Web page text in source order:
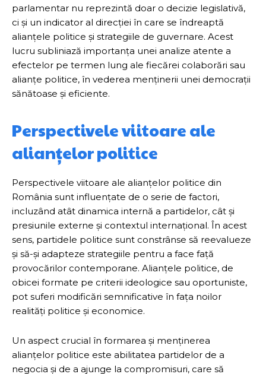
parlamentar nu reprezintă doar o decizie legislativă,
ci și un indicator al direcției în care se îndreaptă
alianțele politice și strategiile de guvernare. Acest
lucru subliniază importanța unei analize atente a
efectelor pe termen lung ale fiecărei colaborări sau
alianțe politice, în vederea menținerii unei democrații
sănătoase și eficiente.
Perspectivele viitoare ale
alianțelor politice
Perspectivele viitoare ale alianțelor politice din
România sunt influențate de o serie de factori,
incluzând atât dinamica internă a partidelor, cât și
presiunile externe și contextul internațional. În acest
sens, partidele politice sunt constrânse să reevalueze
și să-și adapteze strategiile pentru a face față
provocărilor contemporane. Alianțele politice, de
obicei formate pe criterii ideologice sau oportuniste,
pot suferi modificări semnificative în fața noilor
realități politice și economice.
Un aspect crucial în formarea și menținerea
alianțelor politice este abilitatea partidelor de a
negocia și de a ajunge la compromisuri, care să